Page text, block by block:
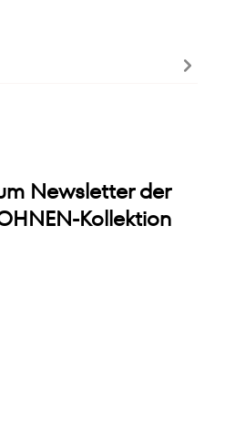
Newsletter der
Kollektion